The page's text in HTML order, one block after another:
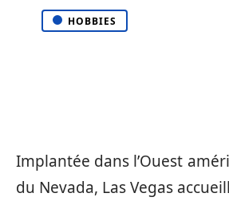
HOBBIES
Implantée dans l’Ouest
du Nevada, Las Vegas